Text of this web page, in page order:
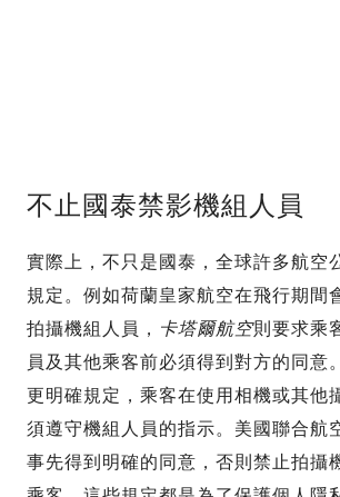
不止國泰禁影機組人員
實際上，不只是國泰，全球許多航空
規定。例如荷蘭皇家航空在飛行期間
拍攝機組人員， 卡塔爾航空則要求乘
員及其他乘客前必須得到對方的同意
更明確規定，乘客在使用相機或其他
須遵守機組人員的指示。美國聯合航
事先得到明確的同意，否則禁止拍攝